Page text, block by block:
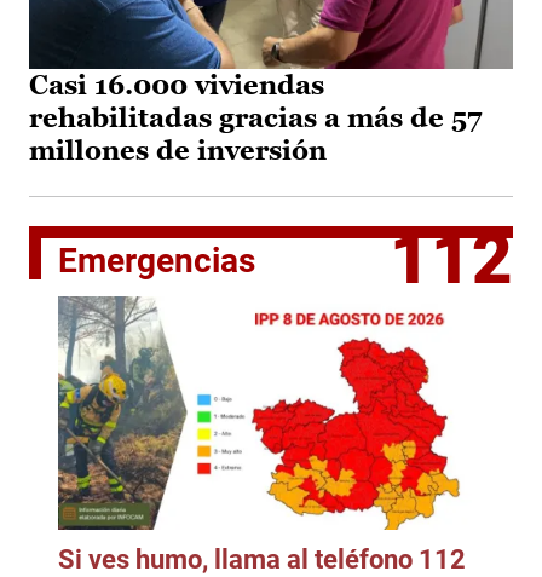
Casi 16.000 viviendas
rehabilitadas gracias a más de 57
millones de inversión
Emergencias 112
Si ves humo, llama al teléfono 112